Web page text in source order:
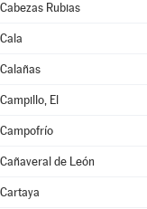
Cabezas Rubias
Cala
Calañas
Campillo, El
Campofrío
Cañaveral de León
Cartaya